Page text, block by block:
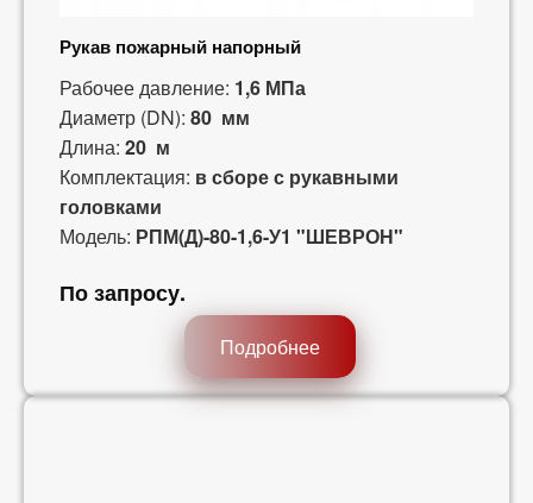
Рукав пожарный напорный
Рабочее давление: 1,6 МПа
Диаметр (DN): 80 мм
Длина: 20 м
Комплектация: в сборе с рукавными
головками
Модель: РПМ(Д)-80-1,6-У1 "ШЕВРОН"
По запросу.
Подробнее